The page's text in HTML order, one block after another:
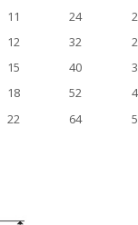
11 24
12 32
15 40
18 52
22 64